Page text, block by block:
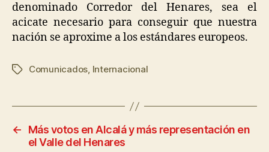
denominado Corredor del Henares, sea el
acicate necesario para conseguir que nuestra
nación se aproxime a los estándares europeos.
Comunicados, Internacional
←
Más votos en Alcalá y más representación en
el Valle del Henares